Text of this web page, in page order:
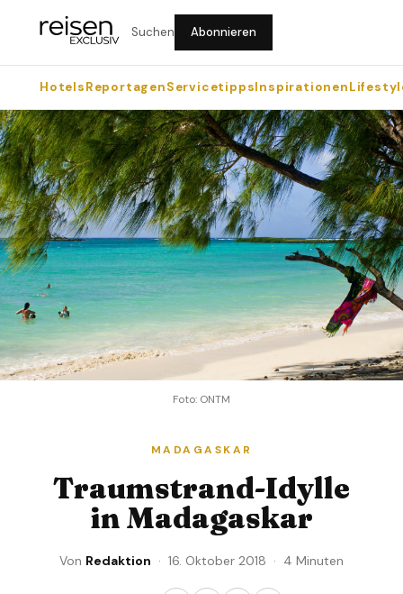
Suchen Abonnieren
HotelsReportagenServicetippsInspirationen
Foto: ONTM
MADAGASKAR
Traumstrand-Idylle
in Madagaskar
Von Redaktion · 16. Oktober 2018 · 4 Minuten